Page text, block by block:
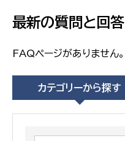
最新の質問と回答
FAQページがありません。
カテゴリーから探す